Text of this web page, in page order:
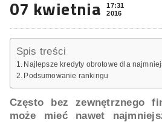
07 kwietnia
17:31
2016
Spis treści
Najlepsze kredyty obrotowe dla
Podsumowanie rankingu
Często bez zewnętrznego
może mieć nawet